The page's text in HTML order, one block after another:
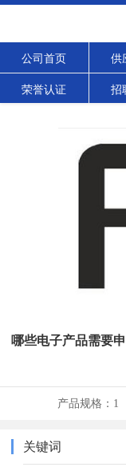
公司首页 供
荣誉认证 招
哪些电子产品需要
产品规格： 1
关键词